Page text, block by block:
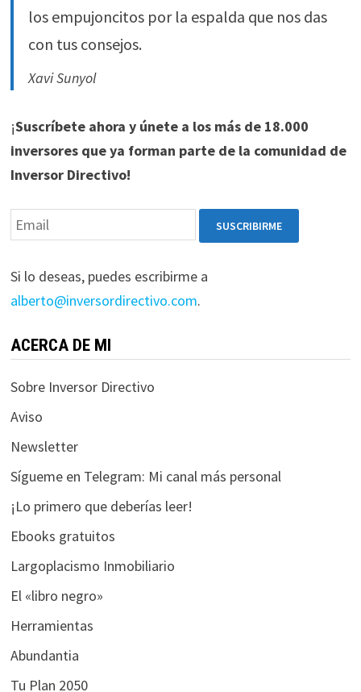
los empujoncitos por la espalda que nos das
con tus consejos.
Xavi Sunyol
¡Suscríbete ahora y únete a los más de 18.000
inversores que ya forman parte de la comunidad de
Inversor Directivo!
Si lo deseas, puedes escribirme a
alberto@inversordirectivo.com.
ACERCA DE MI
Sobre Inversor Directivo
Aviso
Newsletter
Sígueme en Telegram: Mi canal más personal
¡Lo primero que deberías leer!
Ebooks gratuitos
Largoplacismo Inmobiliario
El «libro negro»
Herramientas
Abundantia
Tu Plan 2050